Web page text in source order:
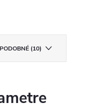
PODOBNÉ (10)